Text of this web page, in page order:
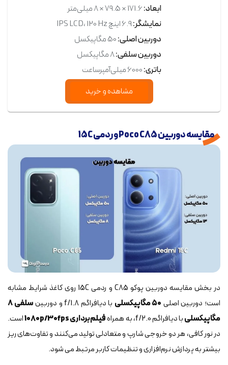
ابعاد:171.6 × 79.5 × 8 میلی‌متر
نمایشگر:6.9 اینچ IPS LCD، 120 Hz
دوربین اصلی:50 مگاپیکسل
دوربین سلفی:8 مگاپیکسل
باتری:6000 میلی‌آمپرساعت
مشاهده و خرید
مقایسه دوربین‌ Poco C85 و ردمی 15C
در بخش مقایسه دوربین پوکو C85 و ردمی 15C روی کاغذ شرایط مشابه
است؛ دوربین اصلی ۵۰ مگاپیکسلی با دیافراگم f/1.8 و دوربین
سلفی ۸
مگاپیکسلیبا دیافراگم f/2.0، به همراه فیلم‌برداری 1080p/30fps
است.
در نور کافی، هر دو خروجی شارپ و متعادلی تولید می‌کنند و تفاوت‌های ریز
بیشتر به پردازش نرم‌افزاری و تنظیمات کاربر مرتبط می شود.